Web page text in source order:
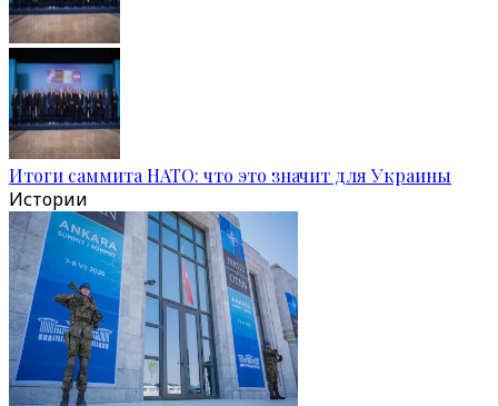
Итоги саммита НАТО: что это значит для Украины
Истории